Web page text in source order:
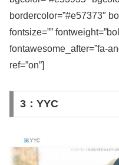
bordercolor=”#e57373″
fontsize=””
fontawesome_after=”fa-
ref=”on”]
3：YYC